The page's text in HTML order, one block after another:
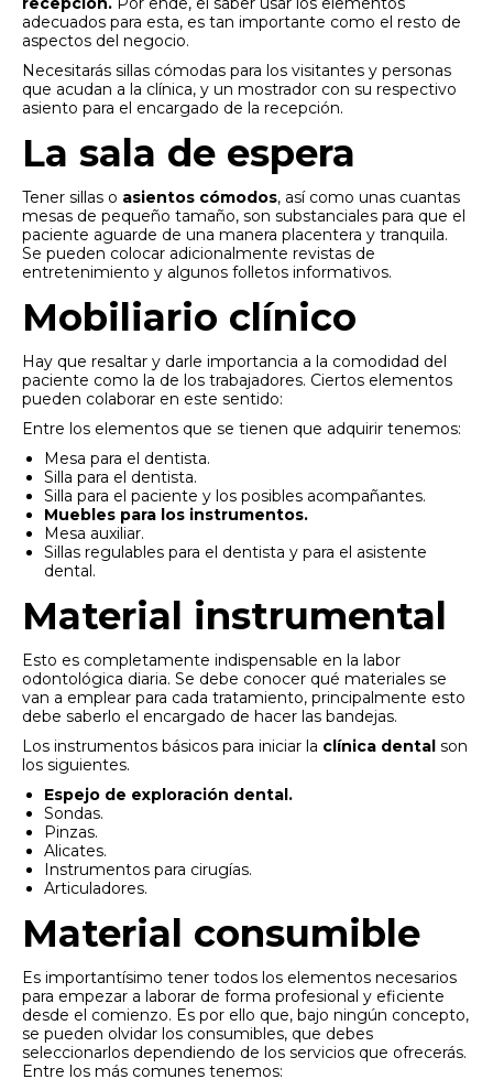
adecuados para esta, es tan importante como el resto de
aspectos del negocio.
Necesitarás sillas cómodas para los visitantes y personas
que acudan a la clínica, y un mostrador con su respectivo
asiento para el encargado de la recepción.
La sala de espera
Tener sillas o asientos cómodos, así como unas cuantas
mesas de pequeño tamaño, son substanciales para que el
paciente aguarde de una manera placentera y tranquila.
Se pueden colocar adicionalmente revistas de
entretenimiento y algunos folletos informativos.
Mobiliario clínico
Hay que resaltar y darle importancia a la comodidad del
paciente como la de los trabajadores. Ciertos elementos
pueden colaborar en este sentido:
Entre los elementos que se tienen que adquirir tenemos:
Mesa para el dentista.
Silla para el dentista.
Silla para el paciente y los posibles acompañantes.
Muebles para los instrumentos.
Mesa auxiliar.
Sillas regulables para el dentista y para el asistente
dental.
Material instrumental
Esto es completamente indispensable en la labor
odontológica diaria. Se debe conocer qué materiales se
van a emplear para cada tratamiento, principalmente esto
debe saberlo el encargado de hacer las bandejas.
Los instrumentos básicos para iniciar la clínica dental son
los siguientes.
Espejo de exploración dental.
Sondas.
Pinzas.
Alicates.
Instrumentos para cirugías.
Articuladores.
Material consumible
Es importantísimo tener todos los elementos necesarios
para empezar a laborar de forma profesional y eficiente
desde el comienzo. Es por ello que, bajo ningún concepto,
se pueden olvidar los consumibles, que debes
seleccionarlos dependiendo de los servicios que ofrecerás.
Entre los más comunes tenemos: